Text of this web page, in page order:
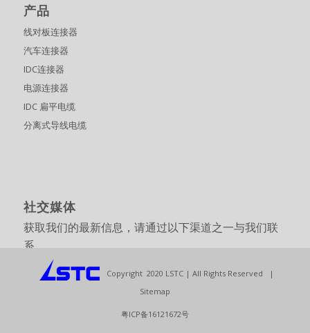
产品
线对板连接器
汽车连接器
IDC连接器
电源连接器
IDC 扁平电缆
分离式导线电缆
社交媒体
获取我们的最新信息，请通过以下渠道之一与我们联
系。
<>
<>
Copyright 2020 LSTC | All Rights Reserved |
Sitemap
粤ICP备16121672号